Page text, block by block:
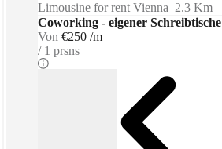
Limousine for rent Vienna–2.3 Km
Coworking - eigener Schreibtische
Von €250 /m
1 prsns